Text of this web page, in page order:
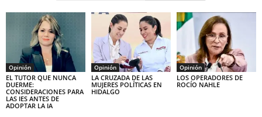
Opinión
EL TUTOR QUE NUNCA
DUERME:
CONSIDERACIONES PARA
LAS IES ANTES DE
ADOPTAR LA IA
Opinión
LA CRUZADA DE LAS
MUJERES POLÍTICAS EN
HIDALGO
Opinión
LOS OPERADORES DE
ROCÍO NAHLE